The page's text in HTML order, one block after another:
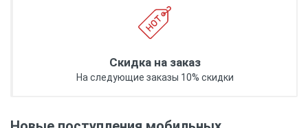
Скидка на заказ
На следующие заказы 10% скидки